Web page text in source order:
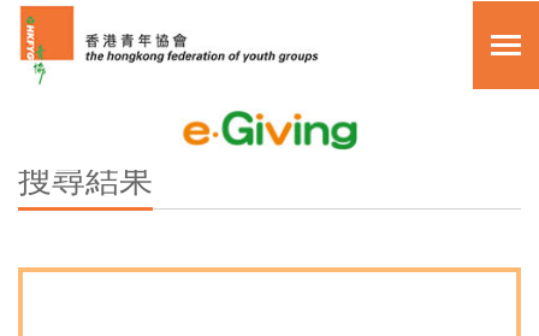
其他捐款方法
主頁
搜尋結果